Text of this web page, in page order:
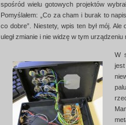
spośród wielu gotowych projektów
Pomyślałem: „Co za cham i burak to
co dobre”. Niestety, wpis ten był mój.
uległ zmianie i nie widzę w tym urządzeniu
W